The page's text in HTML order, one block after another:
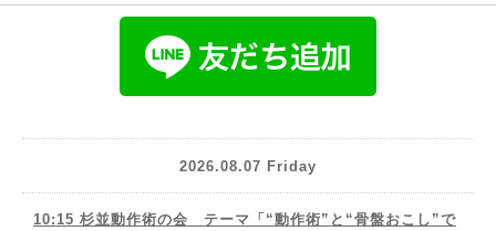
2026.08.07 Friday
10:15 杉並動作術の会 テーマ「“動作術”と“骨盤おこし”で